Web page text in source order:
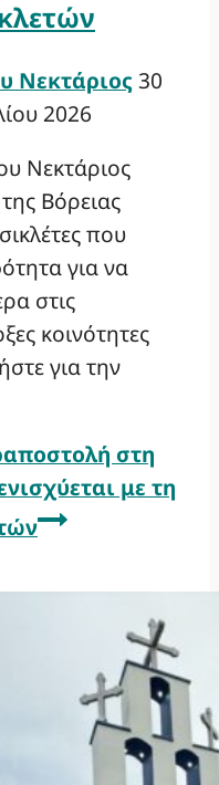
Νεκτάριος 30
2026
Νεκτάριος
Βόρειας
που
για να
στις
κοινότητες
για την
στη
με τη